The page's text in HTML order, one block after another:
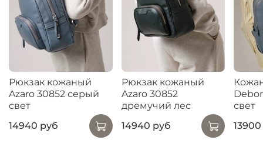
Рюкзак кожаный
Azaro 30852 серый
свет
14940 руб
Рюкзак кожаный
Azaro 30852
дремучий лес
14940 руб
свет